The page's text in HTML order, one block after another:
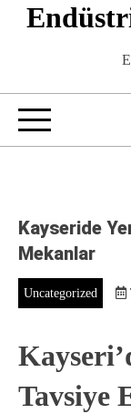
Kayseride
Mekanlar
Uncategorized
Tavsiye